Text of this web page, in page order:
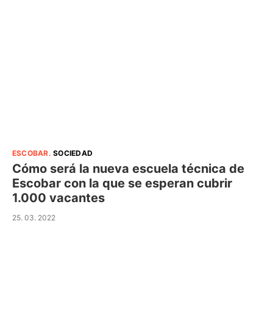
ESCOBAR.SOCIEDAD
Cómo será la nueva escuela técnica de
Escobar con la que se esperan cubrir
1.000 vacantes
25. 03. 2022